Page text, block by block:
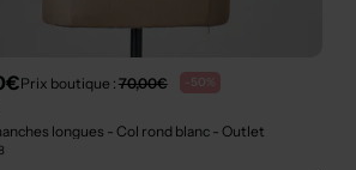
Prix boutique : 70,00€ -50%
longues - Col rond blanc- Outlet